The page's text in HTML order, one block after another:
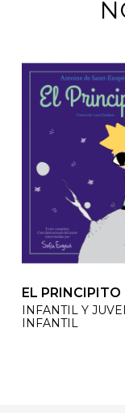
EL PRINCIPITO
INFANTIL Y
INFANTIL